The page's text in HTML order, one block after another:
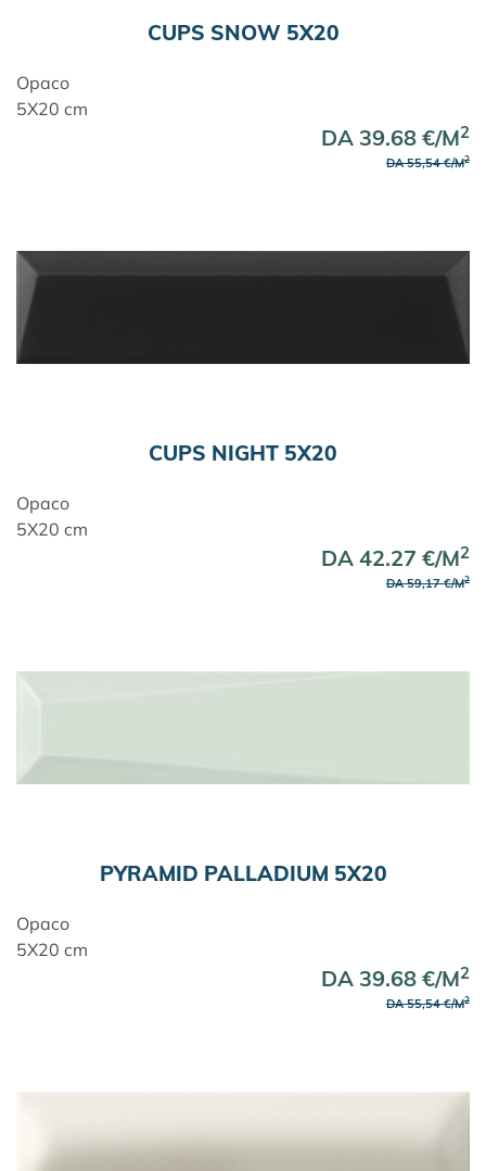
CUPS SNOW 5X20
Opaco
5X20 cm
DA 39.68 €/M2
DA 55,54 €/M2
CUPS NIGHT 5X20
Opaco
5X20 cm
DA 42.27 €/M2
DA 59,17 €/M2
PYRAMID PALLADIUM 5X20
Opaco
5X20 cm
DA 39.68 €/M2
DA 55,54 €/M2